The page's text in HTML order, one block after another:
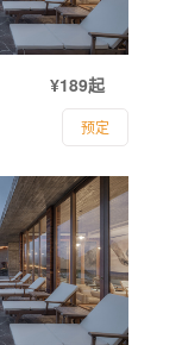
¥189起
预定